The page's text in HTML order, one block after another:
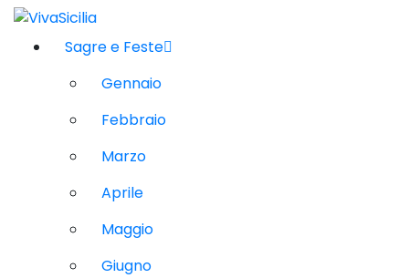
Sagre e Feste
Gennaio
Febbraio
Marzo
Aprile
Maggio
Giugno